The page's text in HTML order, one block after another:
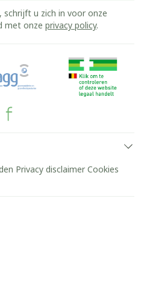
schrijft u zich in voor onze
met onze privacy policy.
Privacy disclaimer Cookies